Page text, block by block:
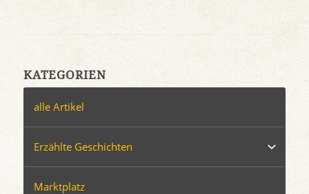
KATEGORIEN
alle Artikel
Erzählte Geschichten
Marktplatz